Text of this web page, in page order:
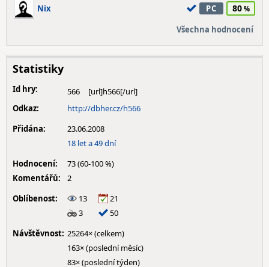
Nix PC 80
Všechna hodnocení
Statistiky
Id hry:
566
Odkaz:
http://dbher.cz/h566
Přidána:
23.06.2008
18 let a 49 dní
Hodnocení:
73 (60-100 %)
Komentářů:
2
Oblíbenost:
13
21
3
50
Návštěvnost: 25264× (celkem)
163× (poslední měsíc)
83× (poslední týden)